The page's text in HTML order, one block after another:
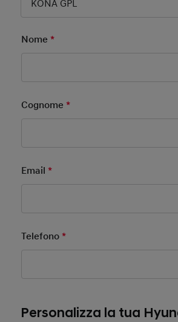
KONA GPL
Nome *Mandatory Field
Cognome *Mandatory Field
Email *Mandatory Field
Telefono *Mandatory Field
Personalizza la tua